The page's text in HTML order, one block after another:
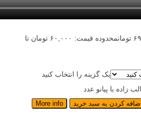
تومان
محدوده قیمت: ۶۰,۰۰۰ تومان تا
یک گزینه را انتخاب کنید
زاده با پیانو عدد
اضافه کردن به سبد خرید More info